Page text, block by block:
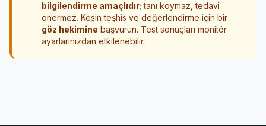
bilgilendirme amaçlıdır; tanı koymaz, tedavi
önermez. Kesin teşhis ve değerlendirme için bir
göz hekimine başvurun. Test sonuçları monitör
ayarlarınızdan etkilenebilir.